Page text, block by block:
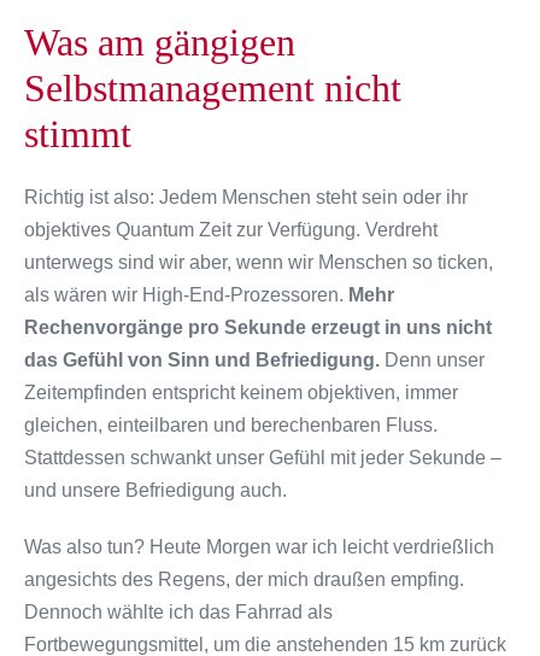
Was am gängigen
Selbstmanagement nicht
stimmt
Richtig ist also: Jedem Menschen steht sein oder ihr
objektives Quantum Zeit zur Verfügung. Verdreht
unterwegs sind wir aber, wenn wir Menschen so ticken,
als wären wir High-End-Prozessoren. Mehr
Rechenvorgänge pro Sekunde erzeugt in uns nicht
das Gefühl von Sinn und Befriedigung. Denn unser
Zeitempfinden entspricht keinem objektiven, immer
gleichen, einteilbaren und berechenbaren Fluss.
Stattdessen schwankt unser Gefühl mit jeder Sekunde –
und unsere Befriedigung auch.
Was also tun? Heute Morgen war ich leicht verdrießlich
angesichts des Regens, der mich draußen empfing.
Dennoch wählte ich das Fahrrad als
Fortbewegungsmittel, um die anstehenden 15 km zurück